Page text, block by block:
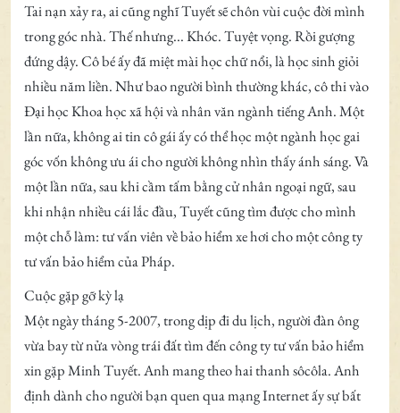
Tai nạn xảy ra, ai cũng nghĩ Tuyết sẽ chôn vùi cuộc đời mình
trong góc nhà. Thế nhưng... Khóc. Tuyệt vọng. Rồi gượng
đứng dậy. Cô bé ấy đã miệt mài học chữ nổi, là học sinh giỏi
nhiều năm liền. Như bao người bình thường khác, cô thi vào
Đại học Khoa học xã hội và nhân văn ngành tiếng Anh. Một
lần nữa, không ai tin cô gái ấy có thể học một ngành học gai
góc vốn không ưu ái cho người không nhìn thấy ánh sáng. Và
một lần nữa, sau khi cầm tấm bằng cử nhân ngoại ngữ, sau
khi nhận nhiều cái lắc đầu, Tuyết cũng tìm được cho mình
một chỗ làm: tư vấn viên về bảo hiểm xe hơi cho một công ty
tư vấn bảo hiểm của Pháp.
Cuộc gặp gỡ kỳ lạ
Một ngày tháng 5-2007, trong dịp đi du lịch, người đàn ông
vừa bay từ nửa vòng trái đất tìm đến công ty tư vấn bảo hiểm
xin gặp Minh Tuyết. Anh mang theo hai thanh sôcôla. Anh
định dành cho người bạn quen qua mạng Internet ấy sự bất